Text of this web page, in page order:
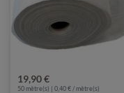
19,90 €
50mètre(s) | 0,40 € / mètre(s)